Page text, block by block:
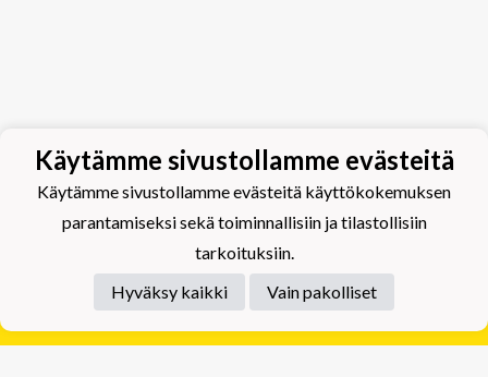
Tietosuojaseloste
Käytämme sivustollamme evästeitä
Käytämme sivustollamme evästeitä käyttökokemuksen
parantamiseksi sekä toiminnallisiin ja tilastollisiin
tarkoituksiin.
Hyväksy kaikki
Vain pakolliset